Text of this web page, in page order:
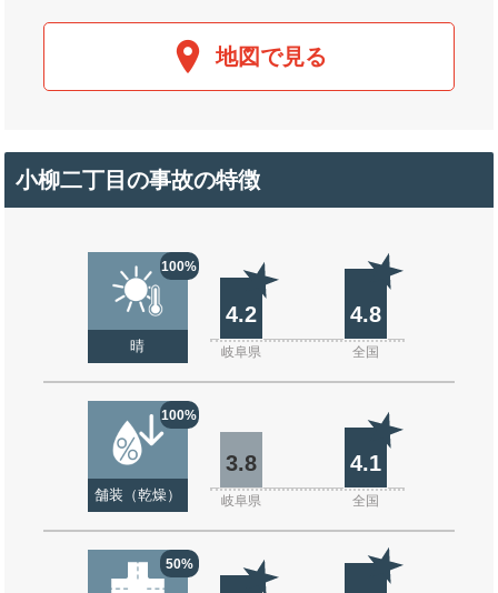
地図で見る
小柳二丁目の事故の特徴
100%
晴
4.2 4.8
岐阜県 全国
100%
舗装（乾燥）
3.8 4.1
岐阜県 全国
50%